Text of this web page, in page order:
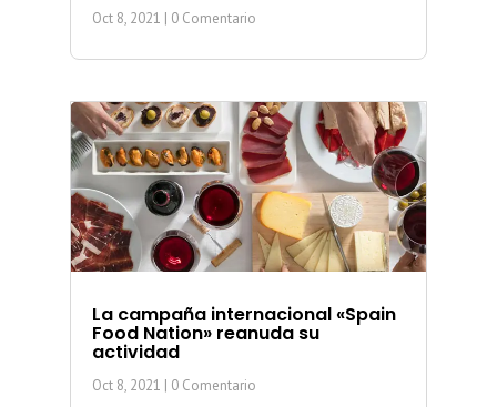
Oct 8, 2021 | 0 Comentario
La campaña internacional «Spain
Food Nation» reanuda su
actividad
Oct 8, 2021 | 0 Comentario